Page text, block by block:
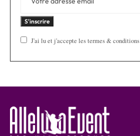
J'ai lu et j'accepte les termes & conditions